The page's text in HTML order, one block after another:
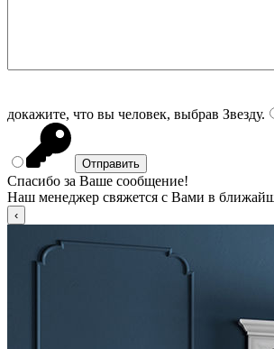
докажите, что вы человек, выбрав Звезду.
Спасибо за Ваше сообщение!
Наш менеджер свяжется с Вами в